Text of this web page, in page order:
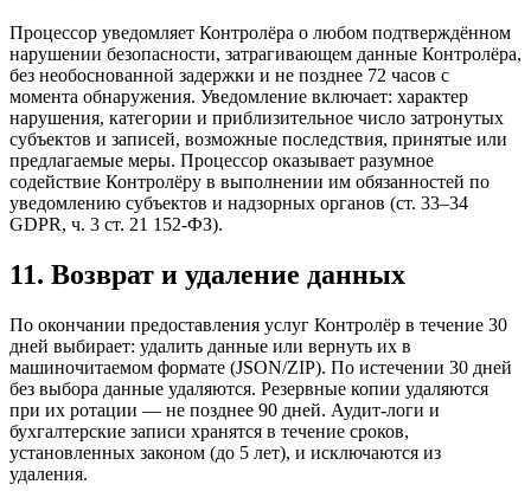
Процессор уведомляет Контролёра о любом подтверждённом
нарушении безопасности, затрагивающем данные Контролёра,
без необоснованной задержки и не позднее 72 часов с
момента обнаружения. Уведомление включает: характер
нарушения, категории и приблизительное число затронутых
субъектов и записей, возможные последствия, принятые или
предлагаемые меры. Процессор оказывает разумное
содействие Контролёру в выполнении им обязанностей по
уведомлению субъектов и надзорных органов (ст. 33–34
GDPR, ч. 3 ст. 21 152-ФЗ).
11. Возврат и удаление данных
По окончании предоставления услуг Контролёр в течение 30
дней выбирает: удалить данные или вернуть их в
машиночитаемом формате (JSON/ZIP). По истечении 30 дней
без выбора данные удаляются. Резервные копии удаляются
при их ротации — не позднее 90 дней. Аудит-логи и
бухгалтерские записи хранятся в течение сроков,
установленных законом (до 5 лет), и исключаются из
удаления.